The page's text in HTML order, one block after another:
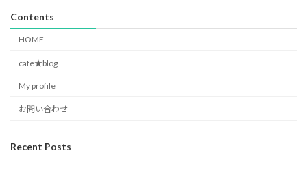
Contents
HOME
cafe★blog
My profile
お問い合わせ
Recent Posts